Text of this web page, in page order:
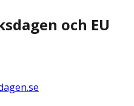
och EU